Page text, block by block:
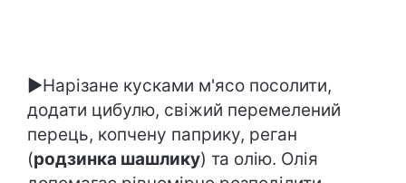
►Нарізане кусками м'ясо посолити,
додати цибулю, свіжий перемелений
перець, копчену паприку, реган
(родзинка шашлику) та олію. Олія